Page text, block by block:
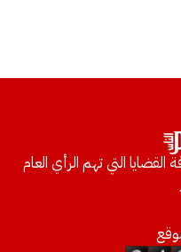
التي تهم الرأي العام